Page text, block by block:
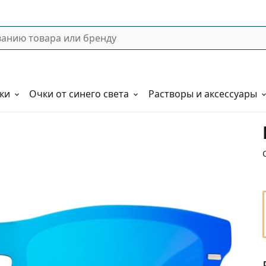
Очки от синего света Растворы и аксессуары